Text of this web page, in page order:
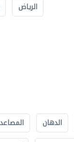
الرياض
الدهان